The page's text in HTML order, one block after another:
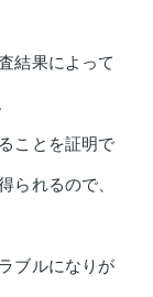
結果によって
ことを証明で
られるので、
ブルになりが